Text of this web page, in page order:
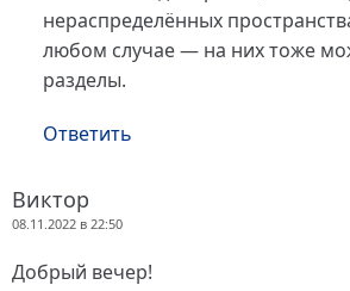
нераспределённых
любом случае — на них тоже
разделы.
Ответить
Виктор
08.11.2022 в 22:50
Добрый вечер!